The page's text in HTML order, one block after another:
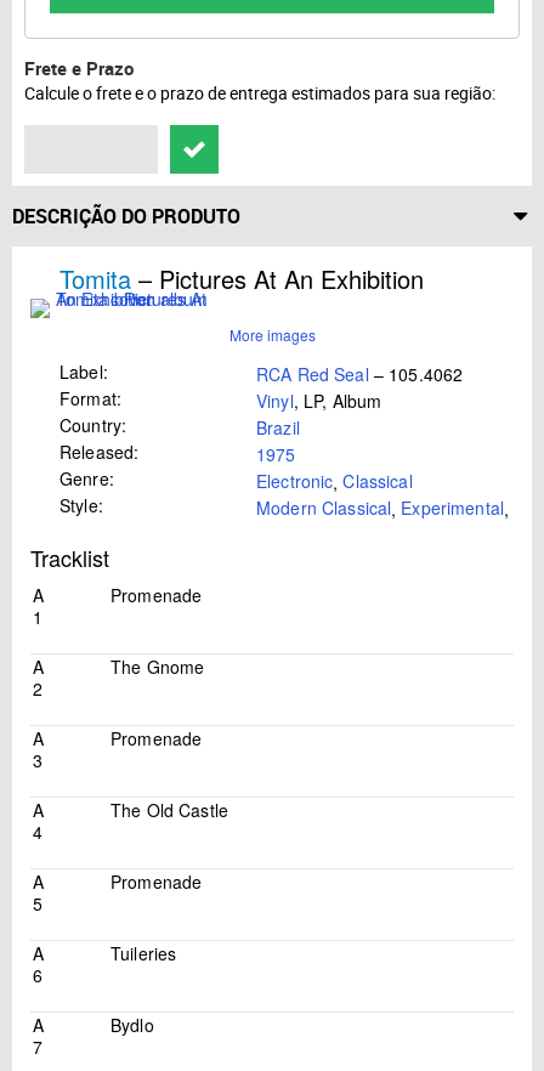
Frete e Prazo
Calcule o frete e o prazo de entrega estimados para sua região:
DESCRIÇÃO DO PRODUTO
Tomita – Pictures At An Exhibition
More images
Label: RCA Red Seal – 105.4062
Format:
Vinyl, LP, Album
Country:
Brazil
Released:
1975
Genre:
Electronic,Classical
Style:
Modern Classical, Experimental,
Tracklist
A
1
Promenade
A
2
The Gnome
A
3
Promenade
A
4
The Old Castle
A
5
Promenade
A
6
Tuileries
A
7
Bydlo